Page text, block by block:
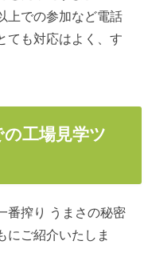
上での参加など電話
ても対応はよく、す
工場見学ツ
番搾り うまさの秘密
にご紹介いたしま